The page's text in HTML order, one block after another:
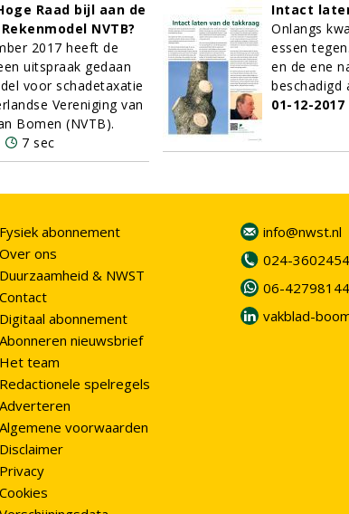
Raad bijl aan de
NVTB?
2017 heeft de
uitspraak gedaan
voor schadetaxatie
Vereniging van
Bomen (NVTB).
7 sec
Intact
Onlangs
essen
en de ene
beschadigd
01-12-2017
Fysiek abonnement
Over ons
Duurzaamheid & NWST
Contact
Digitaal abonnement
Abonneren nieuwsbrief
Het team
Redactionele spelregels
Adverteren
Algemene voorwaarden
Disclaimer
Privacy
Cookies
info@nwst.nl
024-3602454
06-42798144
vakblad-